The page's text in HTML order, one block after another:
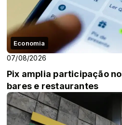
Economia
07/08/2026
Pix amplia participação
bares e restaurantes